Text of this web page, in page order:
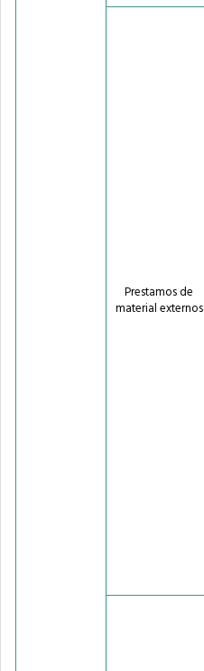
Prestamos de
material externos